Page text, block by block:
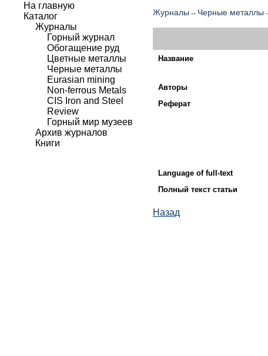
Журналы → Черные металлы
Название
Авторы
Реферат
Language of full-text
Полный текст статьи
Назад
На главную
Каталог
Журналы
Горный журнал
Обогащение руд
Цветные металлы
Черные металлы
Eurasian mining
Non-ferrous Мetals
CIS Iron and Steel
Review
Горный мир музеев
Архив журналов
Книги